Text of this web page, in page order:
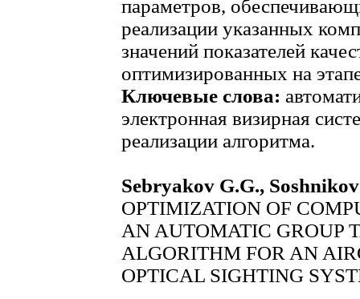
параметров,
реализации указанных
значений показателей
оптимизированных на
Ключевые слова:
электронная визирная
реализации алгоритма.
Sebryakov G.G.,
OPTIMIZATION OF
AN AUTOMATIC GROUP
ALGORITHM FOR AN
OPTICAL SIGHTING